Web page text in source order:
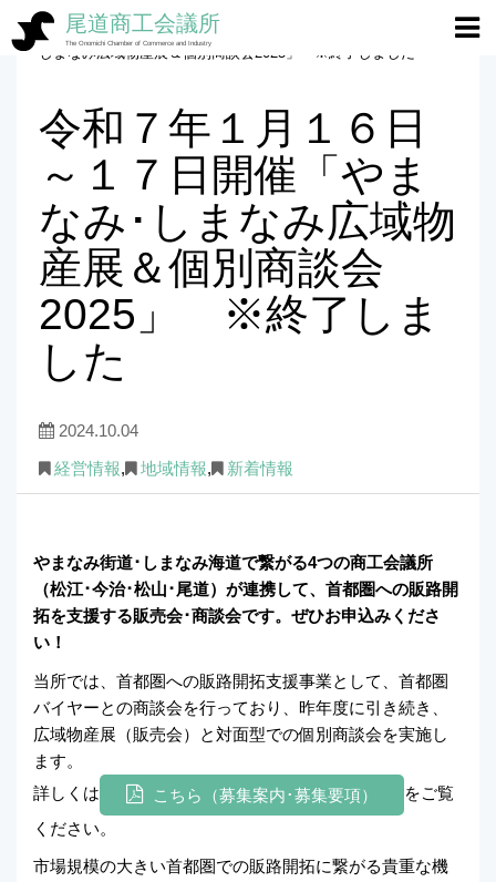
尾道商工会議所
The Onomichi Chamber of Commerce and Industry
ホーム>経営情報> 令和７年１月１６日～１７日開催「やまなみ･
しまなみ広域物産展＆個別商談会2025」 ※終了しました
令和７年１月１６日
～１７日開催「やま
なみ･しまなみ広域物
産展＆個別商談会
2025」 ※終了しま
した
2024.10.04
経営情報, 地域情報, 新着情報
やまなみ街道･しまなみ海道で繋がる4つの商工会議所
（松江･今治･松山･尾道）が連携して、首都圏への販路開
拓を支援する販売会･商談会です。ぜひお申込みくださ
い！
当所では、首都圏への販路開拓支援事業として、首都圏
バイヤーとの商談会を行っており、昨年度に引き続き、
広域物産展（販売会）と対面型での個別商談会を実施し
ます。
詳しくは
こちら（募集案内･募集要項）
をご覧
ください。
市場規模の大きい首都圏での販路開拓に繋がる貴重な機